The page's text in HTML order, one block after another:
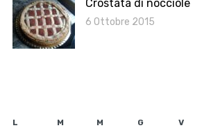
Crostata di nocciole
6 Ottobre 2015
L M M G V